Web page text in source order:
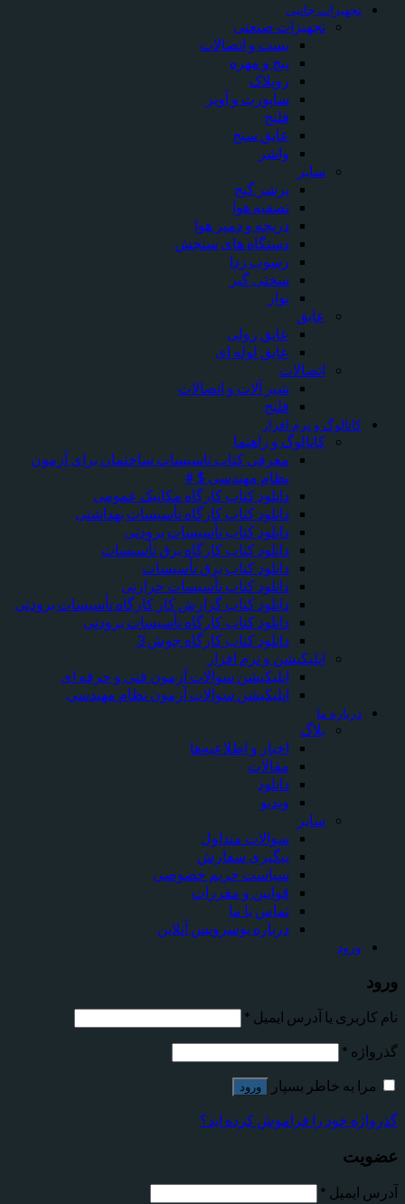
تجهیزات جانبی
تجهیزات صنعتی
بست و اتصالات
پیچ و مهره
روپلاک
ساپورت و آویز
فلنج
عایق سنج
واشر
سایر
پرشر گیج
تصفیه هوا
دریچه و دمپر هوا
دستگاه های سنجش
رسوب زدا
سختی گیر
نوار
عایق
عایق رولی
عایق لوله ای
اتصالات
شیر آلات و اتصالات
فلنج
کاتالوگ و نرم افزار
کاتالوگ و راهنما
معرفی کتاب تاسیسات ساختمان برای آزمون
نظام مهندسی $ #
دانلود کتاب کارگاه مکانیک عمومی
دانلود کتاب کارگاه تأسیسات بهداشتی
دانلود کتاب تأسیسات برودتی
دانلود کتاب کارگاه برق تأسیسات
دانلود کتاب برق تأسیسات
دانلود کتاب تأسیسات حرارتی
دانلود کتاب گزارش کار کارگاه تأسیسات برودتی
دانلود کتاب کارگاه تأسیسات برودتی
دانلود کتاب کارگاه جوش 3
اپلیکیشن و نرم افزار
اپلیکیشن سوالات آزمون فنی و حرفه ای
اپلیکیشن سوالات آزمون نظام مهندسی
درباره ما
بلاگ
اخبار و اطلاعیه‌ها
مقالات
دانلود
ویدیو
سایر
سوالات متداول
پیگیری سفارش
سیاست حریم خصوصی
قوانین و مقررات
تماس با ما
درباره یوسرویس آنلاین
ورود
ورود
نام کاربری یا آدرس ایمیل *
گذرواژه *
مرا به خاطر بسپار
ورود
گذرواژه خود را فراموش کرده اید؟
عضویت
آدرس ایمیل *